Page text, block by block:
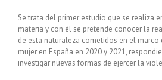
Se trata del primer estudio que se realiza
materia y con él se pretende conocer la
de esta naturaleza cometidos en el
mujer en España en 2020 y 2021,
investigar nuevas formas de ejercer la